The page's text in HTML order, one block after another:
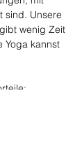
sind. Unsere
wenig Zeit
Yoga kannst